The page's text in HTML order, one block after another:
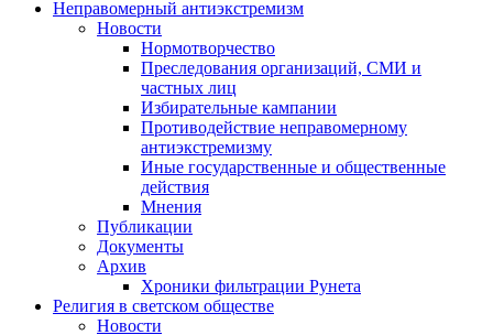
Неправомерный антиэкстремизм
Новости
Нормотворчество
Преследования организаций, СМИ и
частных лиц
Избирательные кампании
Противодействие неправомерному
антиэкстремизму
Иные государственные и общественные
действия
Мнения
Публикации
Документы
Архив
Хроники фильтрации Рунета
Религия в светском обществе
Новости